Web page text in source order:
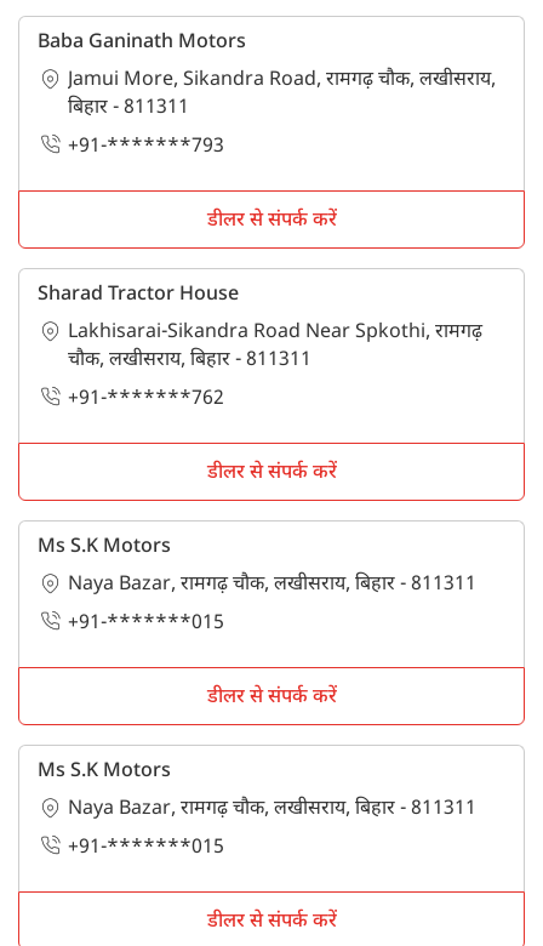
Baba Ganinath Motors
Jamui More, Sikandra Road, रामगढ़ चौक, लखीसराय,
बिहार - 811311
+91-*******793
डीलर से संपर्क करें
Sharad Tractor House
Lakhisarai-Sikandra Road Near Spkothi, रामगढ़
चौक, लखीसराय, बिहार - 811311
+91-*******762
डीलर से संपर्क करें
Ms S.K Motors
Naya Bazar, रामगढ़ चौक, लखीसराय, बिहार - 811311
+91-*******015
डीलर से संपर्क करें
Ms S.K Motors
Naya Bazar, रामगढ़ चौक, लखीसराय, बिहार - 811311
+91-*******015
डीलर से संपर्क करें